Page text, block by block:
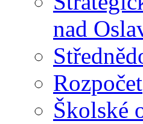
nad
Rozpočet
Školské